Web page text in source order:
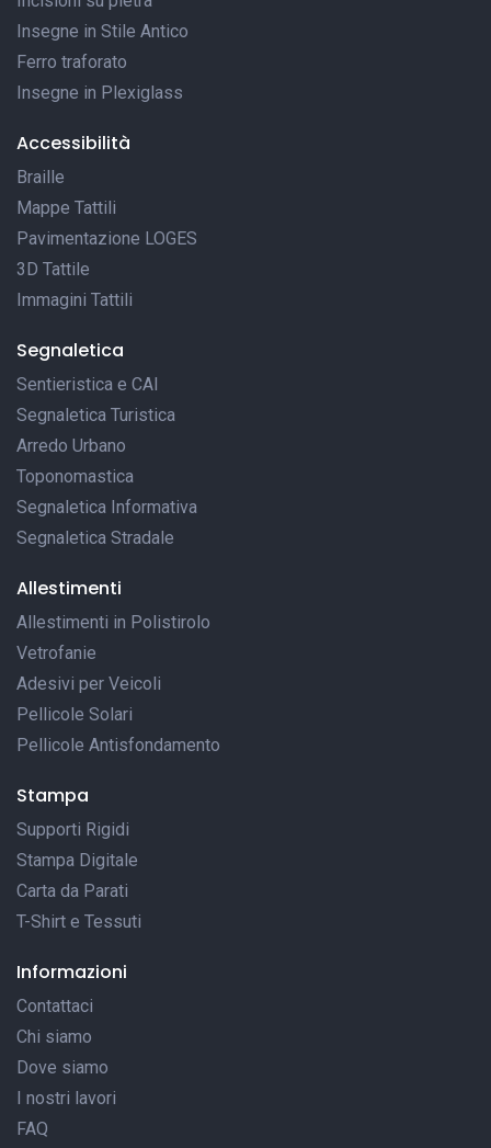
Insegne in Stile Antico
Ferro traforato
Insegne in Plexiglass
Accessibilità
Braille
Mappe Tattili
Pavimentazione LOGES
3D Tattile
Immagini Tattili
Segnaletica
Sentieristica e CAI
Segnaletica Turistica
Arredo Urbano
Toponomastica
Segnaletica Informativa
Segnaletica Stradale
Allestimenti
Allestimenti in Polistirolo
Vetrofanie
Adesivi per Veicoli
Pellicole Solari
Pellicole Antisfondamento
Stampa
Supporti Rigidi
Stampa Digitale
Carta da Parati
T-Shirt e Tessuti
Informazioni
Contattaci
Chi siamo
Dove siamo
I nostri lavori
FAQ